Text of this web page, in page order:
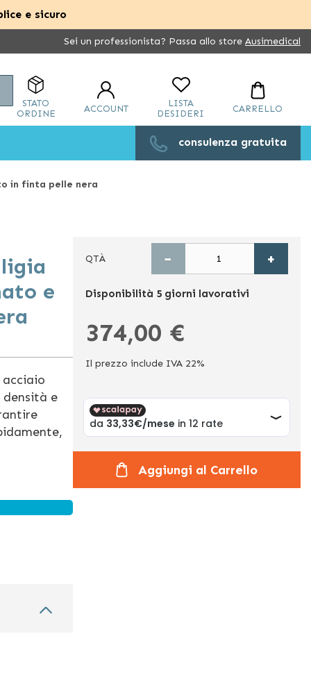
e sicuro
Sei un professionista? Passa allo store Ausimedical
STATO
ORDINE
ACCOUNT
LISTA
DESIDERI
CARRELLO
consulenza gratuita
in finta pelle nera
e
e
QTÀ − +
Disponibilità 5 giorni lavorativi
374,00 €
Il prezzo include IVA 22%
Aggiungi al Carrello